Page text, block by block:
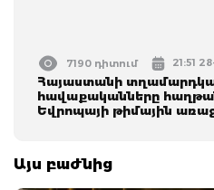
7190 դիտում 21:51
Հայաստանի
հավաքականները
Եվրոպայի թիմային
Այս բաժնից